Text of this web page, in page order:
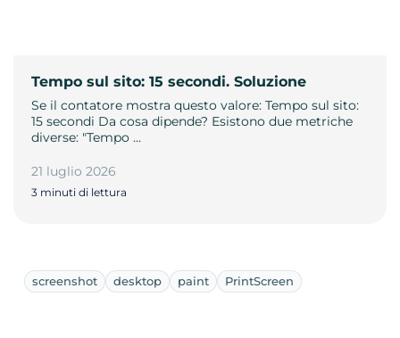
Tempo sul sito: 15 secondi. Soluzione
Se il contatore mostra questo valore: Tempo sul sito:
15 secondi Da cosa dipende? Esistono due metriche
diverse: "Tempo …
21 luglio 2026
3 minuti di lettura
screenshot desktop paint PrintScreen